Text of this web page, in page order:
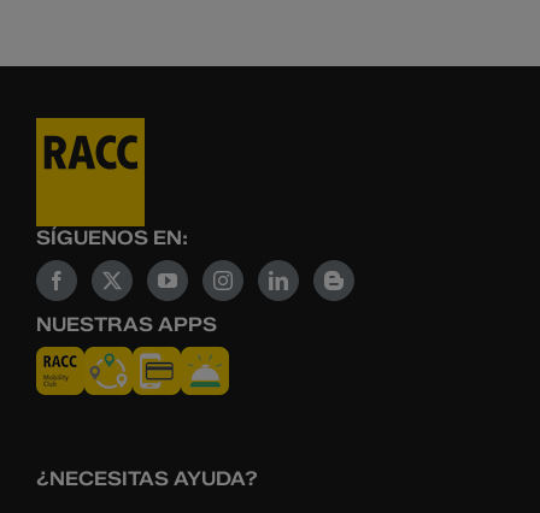
SÍGUENOS EN:
NUESTRAS APPS
¿NECESITAS AYUDA?